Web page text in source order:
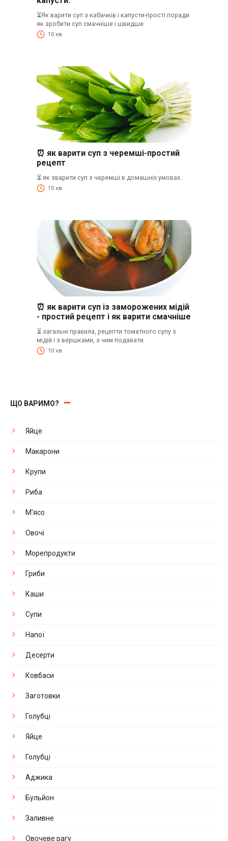
⏳Як варити суп з кабачків і капусти-прості поради
як зробити суп смачніше і швидше
10 хв.
⏰ як варити суп з черемші-простий
рецепт
⏳ як зварити суп з черемші в домашніх умовах.
10 хв.
⏰ як варити суп із заморожених мідій
- простий рецепт і як варити смачніше
⏳ загальні правила, рецепти томатного супу з
мідій і з вершками, з чим подавати
10 хв.
ЩО ВАРИМО?
Яйце
Макарони
Крупи
Риба
М'ясо
Овочі
Морепродукти
Гриби
Каши
Супи
Напої
Десерти
Ковбаси
Заготовки
Голубці
Яйце
Голубці
Аджика
Бульйон
Заливне
Овочеве рагу